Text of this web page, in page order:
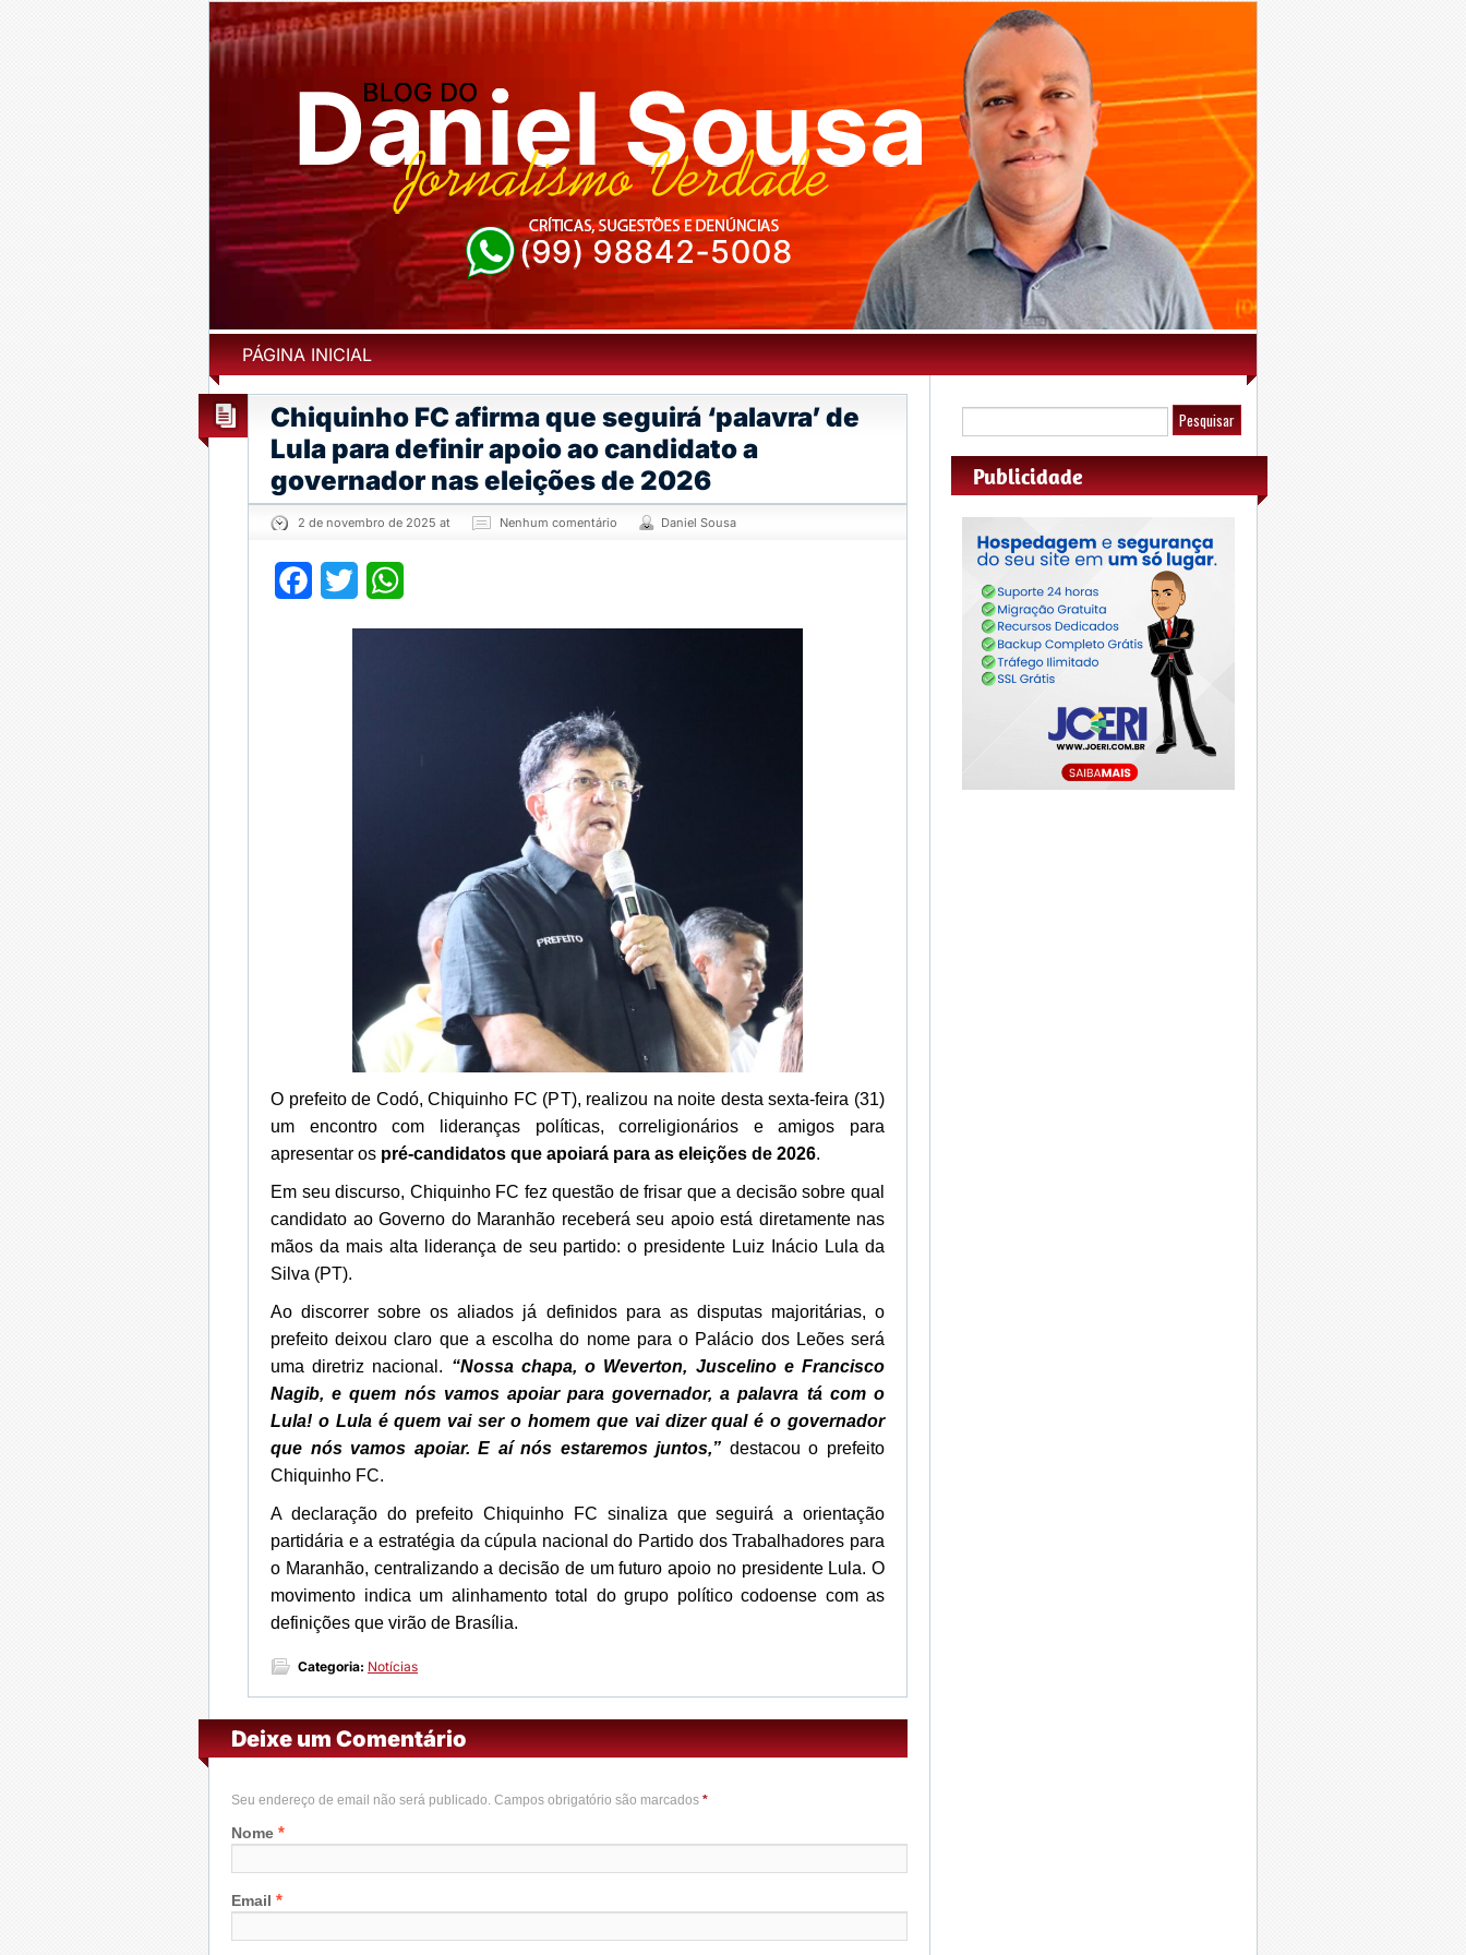
PÁGINA INICIAL
Chiquinho FC afirma que seguirá ‘palavra’ de
Lula para definir apoio ao candidato a
governador nas eleições de 2026
2 de novembro de 2025 at Nenhum comentário Daniel Sousa
Facebook
Twitter
O prefeito de Codó, Chiquinho FC (PT), realizou na noite desta sexta-feira (31)
um encontro com lideranças políticas, correligionários e amigos para
apresentar os pré-candidatos que apoiará para as eleições de 2026.
Em seu discurso, Chiquinho FC fez questão de frisar que a decisão sobre qual
candidato ao Governo do Maranhão receberá seu apoio está diretamente nas
mãos da mais alta liderança de seu partido: o presidente Luiz Inácio Lula da
Silva (PT).
Ao discorrer sobre os aliados já definidos para as disputas majoritárias, o
prefeito deixou claro que a escolha do nome para o Palácio dos Leões será
uma diretriz nacional. “Nossa chapa, o Weverton, Juscelino e Francisco
Nagib, e quem nós vamos apoiar para governador, a palavra tá com o
Lula! o Lula é quem vai ser o homem que vai dizer qual é o governador
que nós vamos apoiar. E aí nós estaremos juntos,” destacou o prefeito
Chiquinho FC.
A declaração do prefeito Chiquinho FC sinaliza que seguirá a orientação
partidária e a estratégia da cúpula nacional do Partido dos Trabalhadores para
o Maranhão, centralizando a decisão de um futuro apoio no presidente Lula. O
movimento indica um alinhamento total do grupo político codoense com as
definições que virão de Brasília.
Categoria: Notícias
Deixe um Comentário
Seu endereço de email não será publicado. Campos obrigatório são marcados *
Nome *
Email *
Publicidade